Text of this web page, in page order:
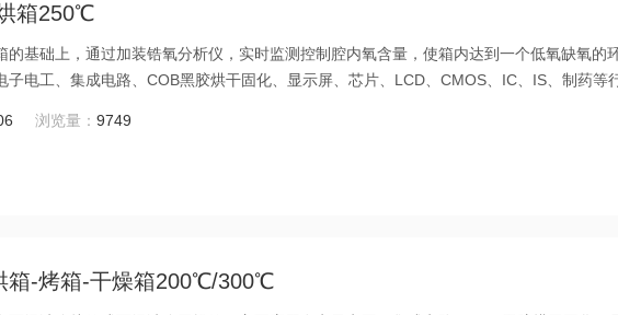
箱250℃
的基础上，通过加装锆氧分析仪，实时监测控制腔内氧含量，使箱内达到一个低氧缺氧的
子电工、集成电路、COB黑胶烘干固化、显示屏、芯片、LCD、CMOS、IC、IS、制药等
浏览量：9749
箱-烤箱-干燥箱200℃/300℃